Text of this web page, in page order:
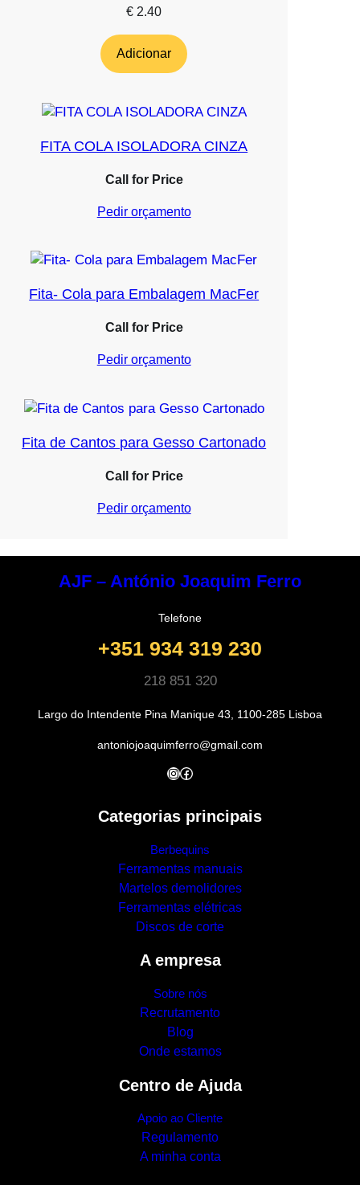
€ 2.40
Adicionar
FITA COLA ISOLADORA CINZA
Call for Price
Pedir orçamento
Fita- Cola para Embalagem MacFer
Call for Price
Pedir orçamento
Fita de Cantos para Gesso Cartonado
Call for Price
Pedir orçamento
AJF – António Joaquim Ferro
Telefone
+351 934 319 230
218 851 320
Largo do Intendente Pina Manique 43, 1100-285 Lisboa
antoniojoaquimferro@gmail.com
InstagramFacebook
Categorias principais
Berbequins
Ferramentas manuais
Martelos demolidores
Ferramentas elétricas
Discos de corte
A empresa
Sobre nós
Recrutamento
Blog
Onde estamos
Centro de Ajuda
Apoio ao Cliente
Regulamento
A minha conta